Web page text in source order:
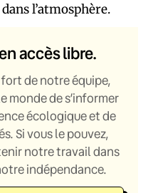
l’atmosphère.
accès libre.
fort de notre équipe,
monde de s’informer
écologique et de
Si vous le pouvez,
notre travail dans
indépendance.